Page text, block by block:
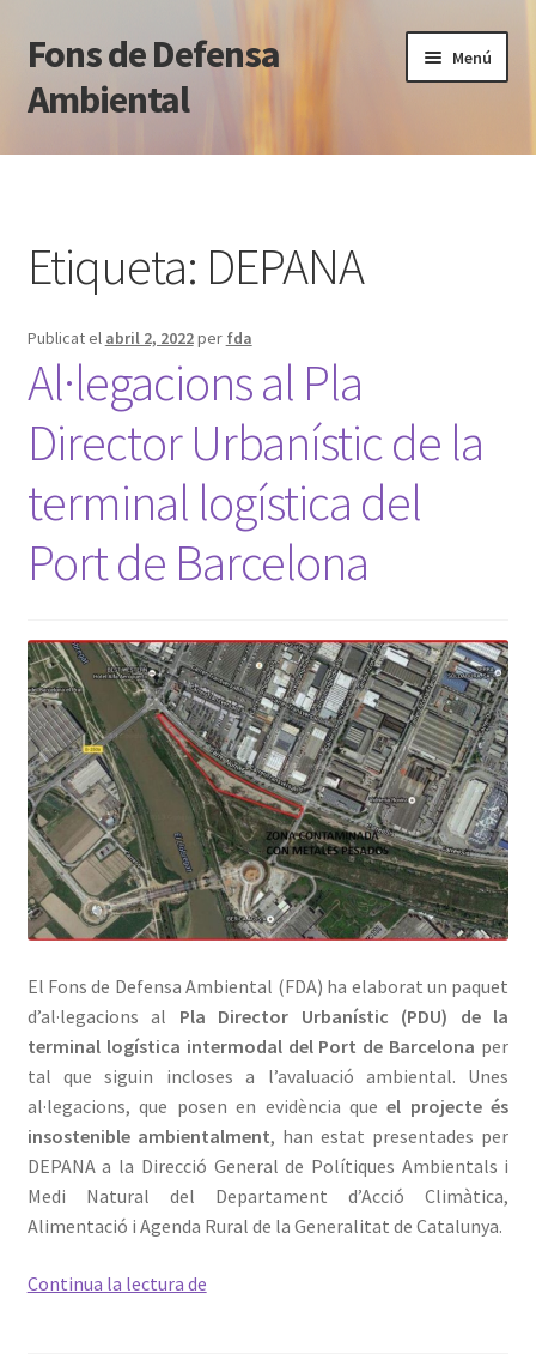
Salta
a
navegació
Vés
al
contingut
Fons de Defensa
Ambiental
Menú
Què fem
Notícies
Blog jurídic
Normativa
Etiqueta: DEPANA
Publicat el abril 2, 2022per fda
Al·legacions al Pla
Director Urbanístic de la
terminal logística del
Port de Barcelona
El Fons de Defensa Ambiental (FDA) ha elaborat un paquet
d’al·legacions al Pla Director Urbanístic (PDU) de la
terminal logística intermodal del Port de Barcelona per
tal que siguin incloses a l’avaluació ambiental. Unes
al·legacions, que posen en evidència que el projecte és
insostenible ambientalment, han estat presentades per
DEPANA a la Direcció General de Polítiques Ambientals i
Medi Natural del Departament d’Acció Climàtica,
Alimentació i Agenda Rural de la Generalitat de Catalunya.
Continua la lectura deAl·legacions